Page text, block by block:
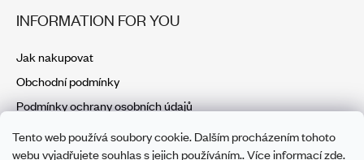
Tento web používá soubory cookie. Dalším procházením tohoto
webu vyjadřujete souhlas s jejich používáním.. Více informacízde.
INFORMATION FOR YOU
Jak nakupovat
Obchodní podmínky
Podmínky ochrany osobních údajů